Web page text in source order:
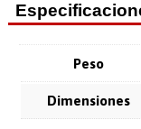
Peso
Dimensiones